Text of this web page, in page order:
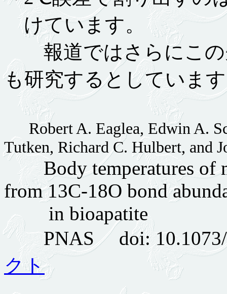
けています。
報道ではさらにこの
も研究するとしていま
Robert A. Eaglea, Edwin A.
Tutken, Richard C. Hulbert, and
Body temperatures of
from 13C-18O bond
in bioapatite
PNAS doi: 10.1073/
クト